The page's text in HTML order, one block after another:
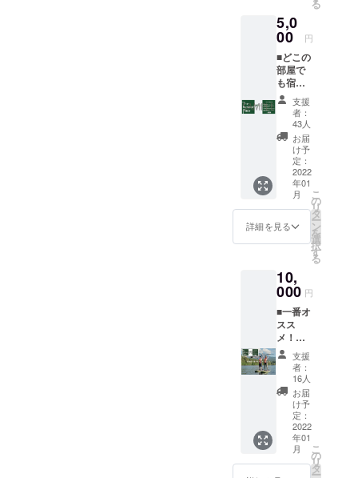
Commo
ns 会津
でのコ
ワーキ
ング利
用2日分
を提供
（※通常
500円
×2=100
0円）
・オー
ナーか
ら感謝
持ちを
伝えま
(※冬季
は室内
からの
ライブ
配信と
なりま
す。)
★「備
考欄」
に次の
事項を
ご入力
くださ
い ・対
面また
はオン
ライン
1月1日
～2023
日まで
の期間
で、第
三希望
までの
日時
（決
まって
いれ
ば） ・
インス
タグラ
チケッ
トであ
は1枚に
つき、
1000円
以上の
お会計
で1000
円OFF
をさせ
ていた
だきま
す。
フェ、
コワー
キン
など宿
泊を除
くTRP
でご利
用いた
だけま
す。
※有効期
限：リ
ターン
発送日
から〜
6ヶ月後
の前日
まで有
効 ・
る
5,0
00 円
■どこの
部屋で
も宿泊
プラ
ン！ ・
どの部
屋もOK
な1泊宿
泊券（※
通常個
室で
6500円
の部屋
もOK）
※宿泊
券で
成した
ゲスト
ハウス
に素泊
まりで1
泊して
いただ
けま
す。な
お、お
部屋は
お選び
いただ
けま
す。
※宿泊約
支援
者：
43人
お届
け予
定：
2022
年01
月
詳細を見る
こ
の
リ
タ
ー
ン
を
選
択
す
る
10,
000 円
■一番オ
スス
メ！体
験と宿
泊プラ
ン！ ・
1泊宿泊
券（※通
常4500
→4000
円）
※宿泊券
支援
者：
16人
お届
け予
定：
2022
年01
月
こ
の
リ
タ
ー